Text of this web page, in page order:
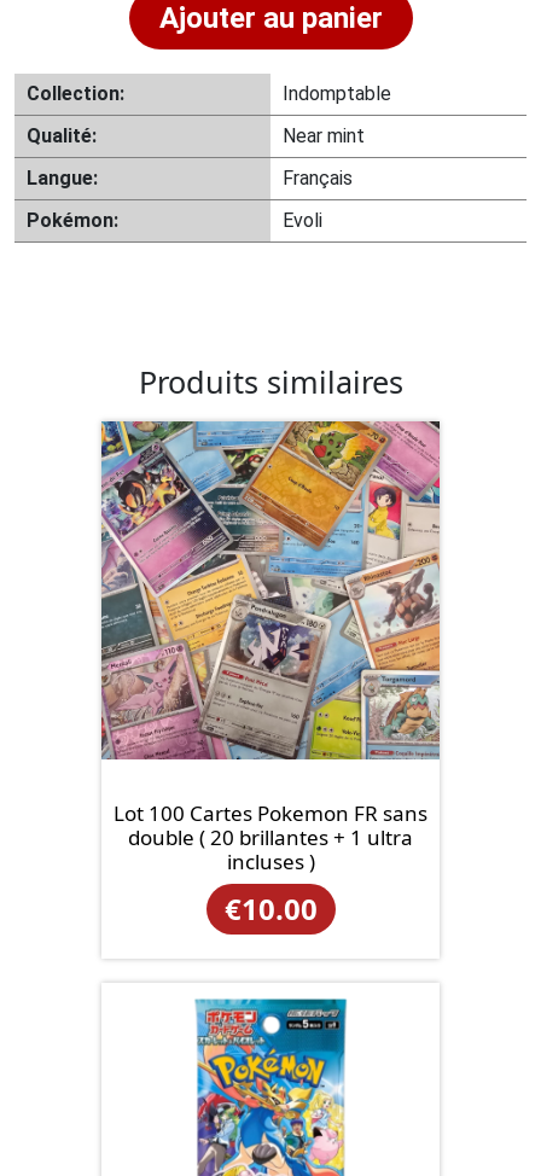
Ajouter au panier
Collection:
Indomptable
Qualité:
Near mint
Langue:
Français
Pokémon:
Evoli
Produits similaires
Lot 100 Cartes Pokemon FR sans
double ( 20 brillantes + 1 ultra
incluses )
€10.00